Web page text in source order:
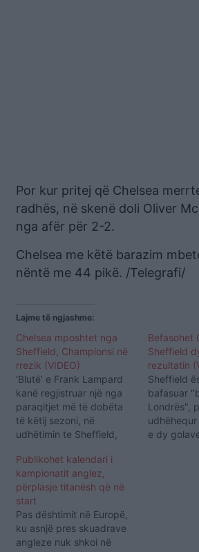
Por kur pritej që Chelsea
radhës, në skenë doli Oliver
nga afër për 2-2.
Chelsea me këtë barazim
nëntë me 44 pikë. /Telegrafi/
Lajme të ngjashme:
Chelsea mposhtet nga
Sheffield, Championsi në
rrezik (VIDEO)
‘Blutë’ e Frank Lampard
kanë regjistruar një nga
paraqitjet më të dobëta
të këtij sezoni, në
udhëtimin te Sheffield,
i parë i këtij takimi u
shënua në minutën e 18’,
kur David McGoldrick
shënoi për 1:0. Oliver
McBurnie u përkujdes që
të shënonte golin e…
Befasohet
Sheffield
rezultatin
Sheffield
bafasuar
Londrës",
e dy
Publikohet kalendari i
kampionatit anglez,
përplasje titanësh që në
start
Pas dështimit në Europë,
ku asnjë pres skuadrave
angleze nuk shkoi në